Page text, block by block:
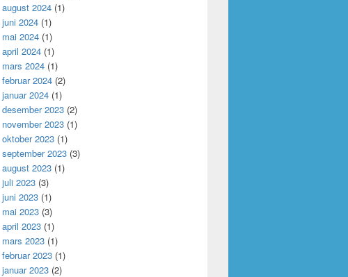
august 2024 (1)
juni 2024 (1)
mai 2024 (1)
april 2024 (1)
mars 2024 (1)
februar 2024 (2)
januar 2024 (1)
desember 2023 (2)
november 2023 (1)
oktober 2023 (1)
september 2023 (3)
august 2023 (1)
juli 2023 (3)
juni 2023 (1)
mai 2023 (3)
april 2023 (1)
mars 2023 (1)
februar 2023 (1)
januar 2023 (2)